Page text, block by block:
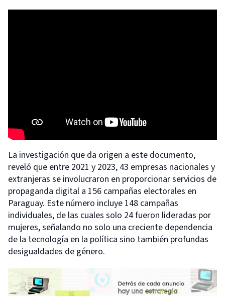
La investigación que da origen a este documento,
reveló que entre 2021 y 2023, 43 empresas nacionales y
extranjeras se involucraron en proporcionar servicios de
propaganda digital a 156 campañas electorales en
Paraguay. Este número incluye 148 campañas
individuales, de las cuales solo 24 fueron lideradas por
mujeres, señalando no solo una creciente dependencia
de la tecnología en la política sino también profundas
desigualdades de género.